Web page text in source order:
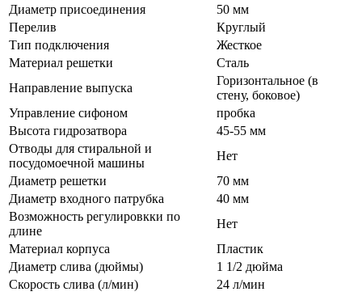
Диаметр присоединения
50 мм
Перелив
Круглый
Тип подключения
Жесткое
Материал решетки
Сталь
Направление выпуска
Горизонтальное (в
стену, боковое)
Управление сифоном
пробка
Высота гидрозатвора
45-55 мм
Отводы для стиральной и
посудомоечной машины
Нет
Диаметр решетки
70 мм
Диаметр входного патрубка
40 мм
Возможность регулировкки по
длине
Нет
Материал корпуса
Пластик
Диаметр слива (дюймы)
1 1/2 дюйма
Скорость слива (л/мин)
24 л/мин